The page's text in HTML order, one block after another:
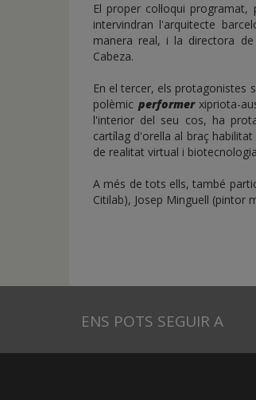
El proper col·loqui
intervindran l'arquitecte
manera real, i la directora
Cabeza.
En el tercer, els protagonistes
polèmic performerxipriota-
l'interior del seu cos, ha
cartílag d'orella al braç
de realitat virtual i
A més de tots ells, també
Citilab), Josep Minguell (pintor
ENS POTS SEGUIR A